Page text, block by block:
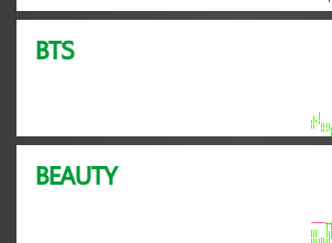
BTS
BEAUTY